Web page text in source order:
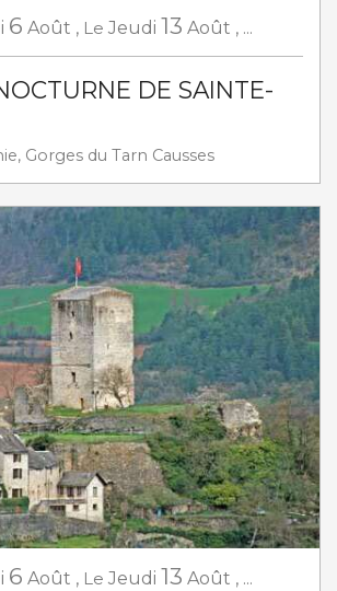
6 Août , Le Jeudi 13 Août , ...
DE SAINTE-
Gorges du Tarn Causses
6 Août , Le Jeudi 13 Août , ...